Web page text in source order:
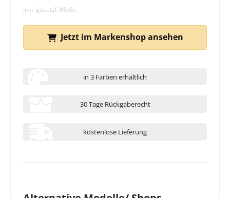
inkl. gesetzl. MwSt.
Jetzt im Markenshop ansehen
in 3 Farben erhältlich
30 Tage Rückgaberecht
kostenlose Lieferung